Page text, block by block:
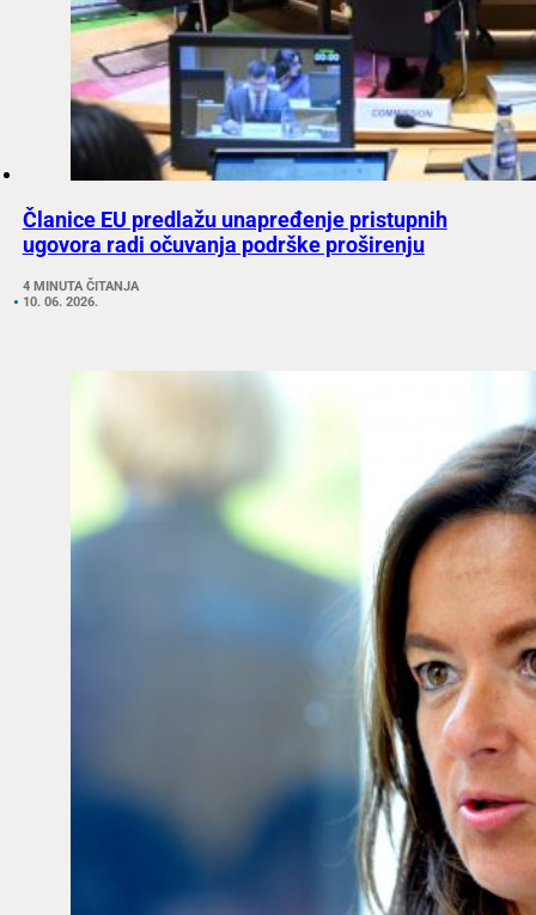
Članice EU predlažu unapređenje pristupnih
ugovora radi očuvanja podrške proširenju
4 MINUTA ČITANJA
10. 06. 2026.